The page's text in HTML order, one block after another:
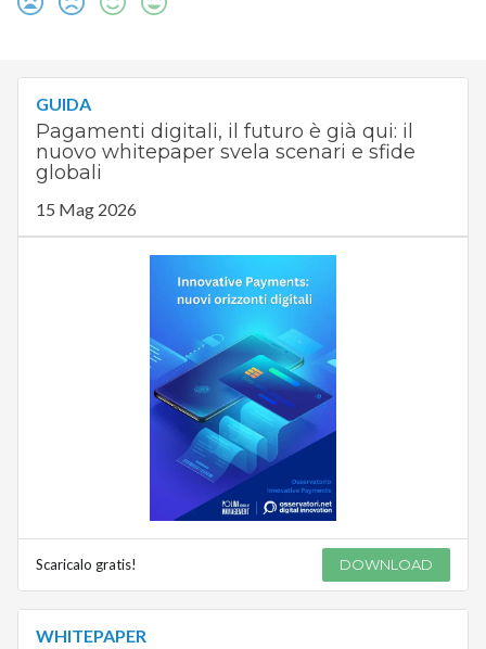
GUIDA
Pagamenti digitali, il futuro è già qui: il
nuovo whitepaper svela scenari e sfide
globali
15 Mag 2026
Scaricalo gratis! DOWNLOAD
WHITEPAPER